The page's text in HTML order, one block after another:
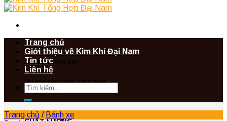
GIAO HÀNG 24H
Với đơn hàng trên 1.000.000 đ
Trang chủ
Giới thiệu về Kim Khí Đại Nam
Tin tức
Liên hệ
Trang chủ / Bánh xe